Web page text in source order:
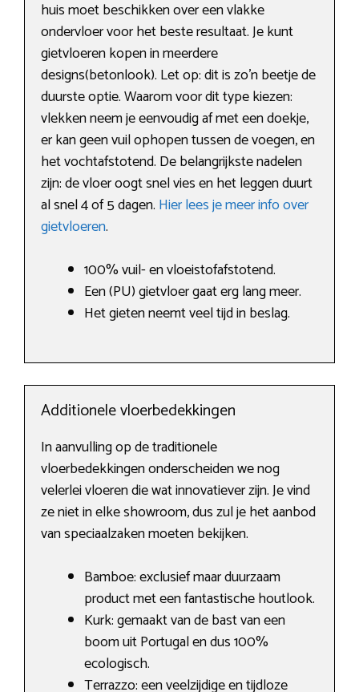
huis moet beschikken over een vlakke
ondervloer voor het beste resultaat. Je kunt
gietvloeren kopen in meerdere
designs(betonlook). Let op: dit is zo’n beetje de
duurste optie. Waarom voor dit type kiezen:
vlekken neem je eenvoudig af met een doekje,
er kan geen vuil ophopen tussen de voegen, en
het vochtafstotend. De belangrijkste nadelen
zijn: de vloer oogt snel vies en het leggen duurt
al snel 4 of 5 dagen. Hier lees je meer info over
gietvloeren.
100% vuil- en vloeistofafstotend.
Een (PU) gietvloer gaat erg lang meer.
Het gieten neemt veel tijd in beslag.
Additionele vloerbedekkingen
In aanvulling op de traditionele
vloerbedekkingen onderscheiden we nog
velerlei vloeren die wat innovatiever zijn. Je vind
ze niet in elke showroom, dus zul je het aanbod
van speciaalzaken moeten bekijken.
Bamboe: exclusief maar duurzaam
product met een fantastische houtlook.
Kurk: gemaakt van de bast van een
boom uit Portugal en dus 100%
ecologisch.
Terrazzo: een veelzijdige en tijdloze